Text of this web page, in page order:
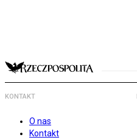
KONTAKT
O nas
Kontakt